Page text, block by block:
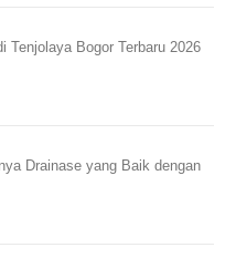
Tenjolaya Bogor Terbaru 2026
Drainase yang Baik dengan